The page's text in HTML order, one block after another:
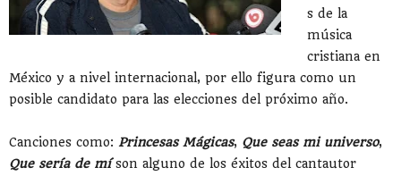
s de la
música
cristiana en
México y a nivel internacional, por ello figura como un
posible candidato para las elecciones del próximo año.
Canciones como: Princesas Mágicas, Que seas mi universo,
Que sería de míson alguno de los éxitos del cantautor